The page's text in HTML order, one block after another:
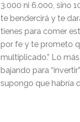
3.000 ni 6.000, sino
te bendercirá y te
tienes para comer
por fe y te prometo
multiplicado.” Lo
bajando para “
supongo que habría